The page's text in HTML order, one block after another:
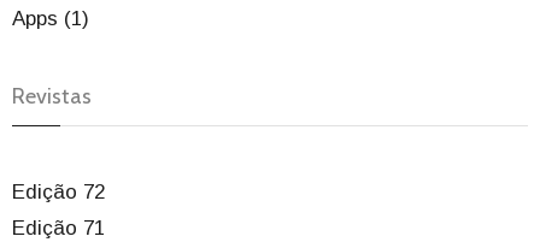
Apps (1)
Revistas
Edição 72
Edição 71